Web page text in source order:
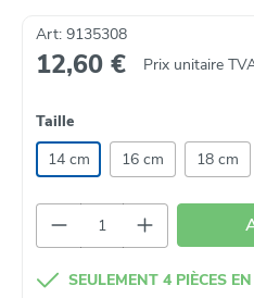
Art: 9135308
12,60 € Prix unitaire
Taille
14 cm
16 cm 18 cm
Quantité de
SEULEMENT 4 PIÈCES